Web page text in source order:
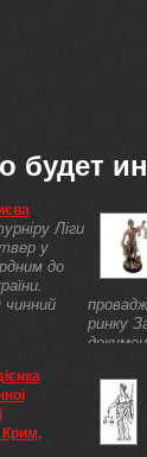
будет
Ліги
у
до
чинний
Крим,
ринку
"ПІ
ринку